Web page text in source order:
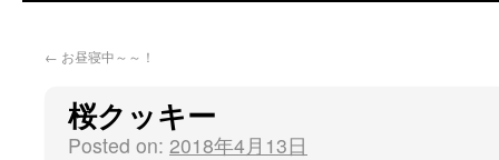
← お昼寝中～～！
桜クッキー
Posted on: 2018年4月13日